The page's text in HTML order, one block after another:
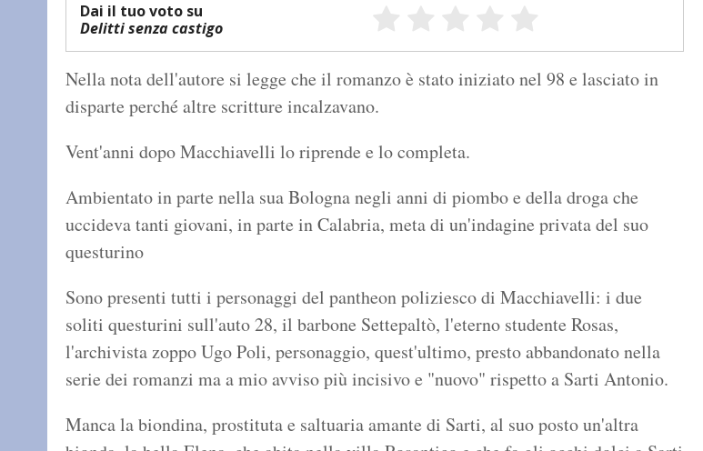
Dai il tuo voto su
Delitti senza castigo
Nella nota dell'autore si legge che il romanzo è stato iniziato nel 98 e lasciato in
disparte perché altre scritture incalzavano.
Vent'anni dopo Macchiavelli lo riprende e lo completa.
Ambientato in parte nella sua Bologna negli anni di piombo e della droga che
uccideva tanti giovani, in parte in Calabria, meta di un'indagine privata del suo
questurino
Sono presenti tutti i personaggi del pantheon poliziesco di Macchiavelli: i due
soliti questurini sull'auto 28, il barbone Settepaltò, l'eterno studente Rosas,
l'archivista zoppo Ugo Poli, personaggio, quest'ultimo, presto abbandonato nella
serie dei romanzi ma a mio avviso più incisivo e "nuovo" rispetto a Sarti Antonio.
Manca la biondina, prostituta e saltuaria amante di Sarti, al suo posto un'altra